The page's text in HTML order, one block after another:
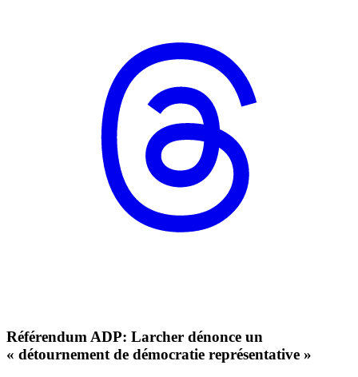
Référendum ADP: Larcher dénonce un
« détournement de démocratie représentative »